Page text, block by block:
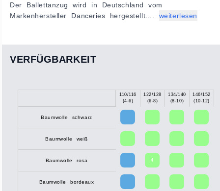
Der Ballettanzug wird in Deutschland vom
Markenhersteller Danceries hergestellt.... weiterlesen
VERFÜGBARKEIT
110/116
(4-6)
122/128
(6-8)
134/140
(8-10)
146/152
(10-12)
Baumwolle schwarz
Baumwolle weiß
Baumwolle rosa 4
Baumwolle bordeaux